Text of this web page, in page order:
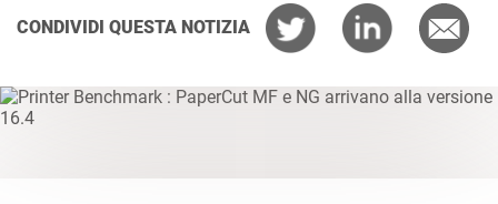
CONDIVIDI QUESTA NOTIZIA